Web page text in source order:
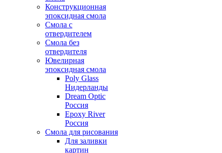
Конструкционная
эпоксидная смола
Смола с
отвердителем
Смола без
отвердителя
Ювелирная
эпоксидная смола
Poly Glass
Нидерланды
Dream Optic
Россия
Epoxy River
Россия
Смола для рисования
Для заливки
картин